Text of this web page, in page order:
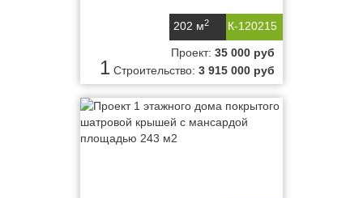
К-120215
202 м2
1
Проект: 35 000 руб
Строительство: 3 915 000 руб